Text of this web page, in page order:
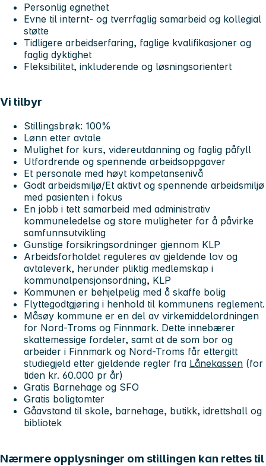
Personlig egnethet
Evne til internt- og tverrfaglig samarbeid og kollegial
støtte
Tidligere arbeidserfaring, faglige kvalifikasjoner og
faglig dyktighet
Fleksibilitet, inkluderende og løsningsorientert
Vi tilbyr
Stillingsbrøk: 100%
Lønn etter avtale
Mulighet for kurs, videreutdanning og faglig påfyll
Utfordrende og spennende arbeidsoppgaver
Et personale med høyt kompetansenivå
Godt arbeidsmiljø/Et aktivt og spennende arbeidsmiljø
med pasienten i fokus
En jobb i tett samarbeid med administrativ
kommuneledelse og store muligheter for å påvirke
samfunnsutvikling
Gunstige forsikringsordninger gjennom KLP
Arbeidsforholdet reguleres av gjeldende lov og
avtaleverk, herunder pliktig medlemskap i
kommunalpensjonsordning, KLP
Kommunen er behjelpelig med å skaffe bolig
Flyttegodtgjøring i henhold til kommunens reglement.
Måsøy kommune er en del av virkemiddelordningen
for Nord-Troms og Finnmark. Dette innebærer
skattemessige fordeler, samt at de som bor og
arbeider i Finnmark og Nord-Troms får ettergitt
studiegjeld etter gjeldende regler fra Lånekassen (for
tiden kr. 60.000 pr år)
Gratis Barnehage og SFO
Gratis boligtomter
Gåavstand til skole, barnehage, butikk, idrettshall og
bibliotek
Nærmere opplysninger om stillingen kan rettes til